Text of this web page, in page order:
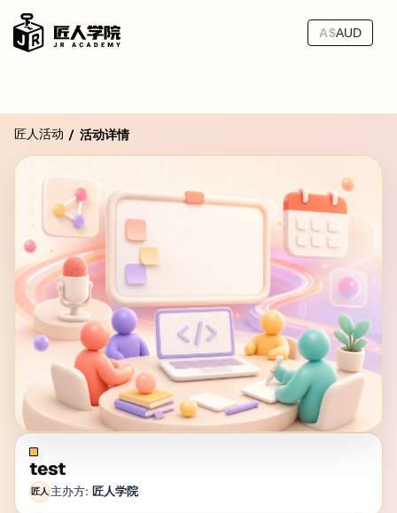
A$AUD
匠人活动 / 活动详情
test
匠人 主办方: 匠人学院